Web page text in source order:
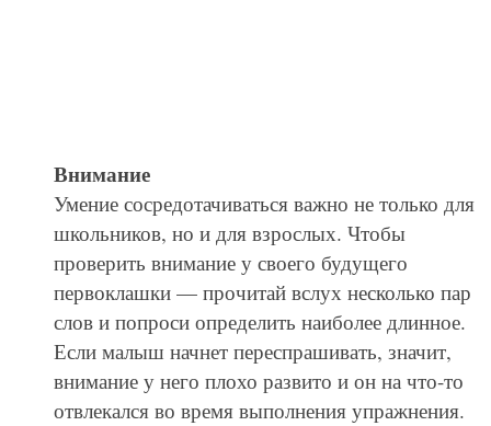
Внимание
Умение сосредотачиваться важно не только для
школьников, но и для взрослых. Чтобы
проверить внимание у своего будущего
первоклашки — прочитай вслух несколько пар
слов и попроси определить наиболее длинное.
Если малыш начнет переспрашивать, значит,
внимание у него плохо развито и он на что-то
отвлекался во время выполнения упражнения.